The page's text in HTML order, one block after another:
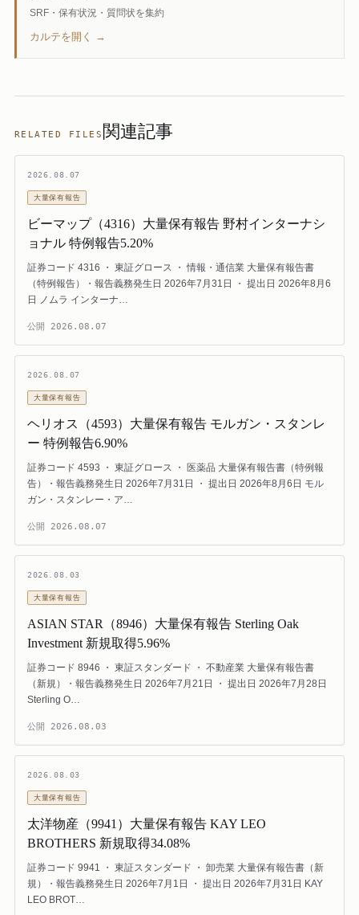
SRF・保有状況・質問状を集約
カルテを開く →
RELATED FILES 関連記事
2026.08.07
大量保有報告
ビーマップ（4316）大量保有報告 野村インターナシ
ョナル 特例報告5.20%
証券コード 4316 ・ 東証グロース ・ 情報・通信業 大量保有報告書
（特例報告）・報告義務発生日 2026年7月31日 ・ 提出日 2026年8月6
日 ノムラ インターナ…
公開 2026.08.07
2026.08.07
大量保有報告
ヘリオス（4593）大量保有報告 モルガン・スタンレ
ー 特例報告6.90%
証券コード 4593 ・ 東証グロース ・ 医薬品 大量保有報告書（特例報
告）・報告義務発生日 2026年7月31日 ・ 提出日 2026年8月6日 モル
ガン・スタンレー・ア…
公開 2026.08.07
2026.08.03
大量保有報告
ASIAN STAR（8946）大量保有報告 Sterling Oak
Investment 新規取得5.96%
証券コード 8946 ・ 東証スタンダード ・ 不動産業 大量保有報告書
（新規）・報告義務発生日 2026年7月21日 ・ 提出日 2026年7月28日
Sterling O…
公開 2026.08.03
2026.08.03
大量保有報告
太洋物産（9941）大量保有報告 KAY LEO
BROTHERS 新規取得34.08%
証券コード 9941 ・ 東証スタンダード ・ 卸売業 大量保有報告書（新
規）・報告義務発生日 2026年7月1日 ・ 提出日 2026年7月31日 KAY
LEO BROT…